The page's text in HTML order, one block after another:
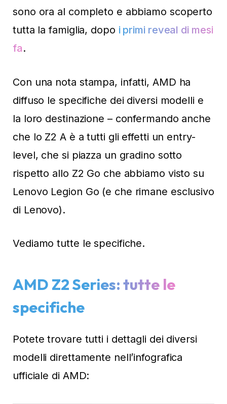
sono ora al completo e abbiamo scoperto
tutta la famiglia, dopo i primi reveal di mesi
fa.
Con una nota stampa, infatti, AMD ha
diffuso le specifiche dei diversi modelli e
la loro destinazione – confermando anche
che lo Z2 A è a tutti gli effetti un entry-
level, che si piazza un gradino sotto
rispetto allo Z2 Go che abbiamo visto su
Lenovo Legion Go (e che rimane esclusivo
di Lenovo).
Vediamo tutte le specifiche.
AMD Z2 Series: tutte le
specifiche
Potete trovare tutti i dettagli dei diversi
modelli direttamente nell’infografica
ufficiale di AMD: